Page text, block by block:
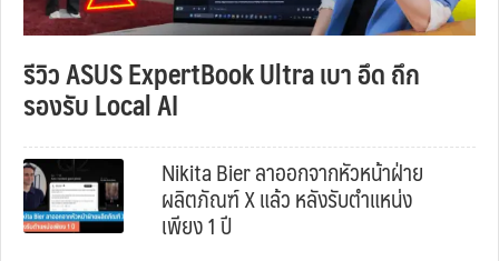
รีวิว ASUS ExpertBook Ultra เบา อึด ถึก
รองรับ Local AI
Nikita Bier ลาออกจากหัวหน้าฝ่าย
ผลิตภัณฑ์ X แล้ว หลังรับตำแหน่ง
เพียง 1 ปี